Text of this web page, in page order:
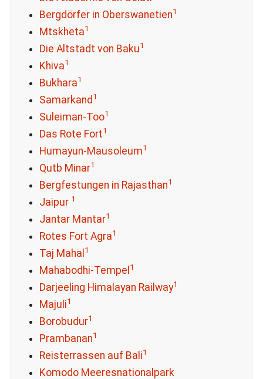
Bergdörfer in Oberswanetien1
Mtskheta1
Die Altstadt von Baku1
Khiva1
Bukhara1
Samarkand 1
Suleiman-Too1
Das Rote Fort1
Humayun-Mausoleum1
Qutb Minar1
Bergfestungen in Rajasthan1
Jaipur 1
Jantar Mantar1
Rotes Fort Agra1
Taj Mahal 1
Mahabodhi-Tempel 1
Darjeeling Himalayan Railway1
Majuli1
Borobudur1
Prambanan1
Reisterrassen auf Bali1
Komodo Meeresnationalpark